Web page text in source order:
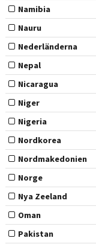
Namibia
Nauru
Nederländerna
Nepal
Nicaragua
Niger
Nigeria
Nordkorea
Nordmakedonien
Norge
Nya Zeeland
Oman
Pakistan